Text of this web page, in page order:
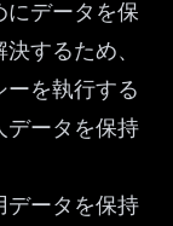
にデータを保
するため、
を執行する
データを保持
データを保持